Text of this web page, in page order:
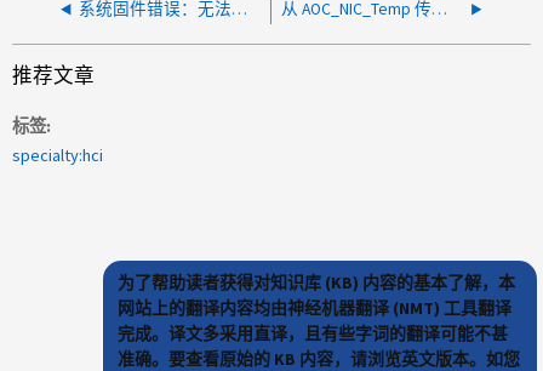
系统固件错误：无法恢复的硬盘/ATAPI/IDE设备故障 从 AOC_NIC_Temp 传感器检测到 " 温度下限严重 " 事件
推荐文章
标签
specialty:hci
为了帮助读者获得对知识库 (KB) 内容的基本了解，本
网站上的翻译内容均由神经机器翻译 (NMT) 工具翻译
完成。译文多采用直译，且有些字词的翻译可能不甚
准确。要查看原始的 KB 内容，请浏览英文版本。如您